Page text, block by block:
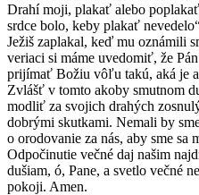
Drahí moji, plakať alebo
srdce bolo, keby plakať
Ježiš zaplakal, keď mu oznámili
veriaci si máme uvedomiť, že
prijímať Božiu vôľu takú, aká je
Zvlášť v tomto akoby smutnom
modliť za svojich drahých
dobrými skutkami. Nemali by
o orodovanie za nás, aby sme
Odpočinutie večné daj našim
dušiam, ó, Pane, a svetlo večné
pokoji. Amen.